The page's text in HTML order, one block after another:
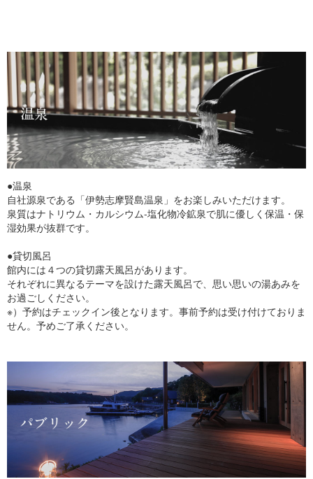
●温泉
自社源泉である「伊勢志摩賢島温泉」をお楽しみいただけます。
泉質はナトリウム・カルシウム-塩化物冷鉱泉で肌に優しく保温・保
湿効果が抜群です。
●貸切風呂
館内には４つの貸切露天風呂があります。
それぞれに異なるテーマを設けた露天風呂で、思い思いの湯あみを
お過ごしください。
※）予約はチェックイン後となります。事前予約は受け付けておりま
せん。予めご了承ください。